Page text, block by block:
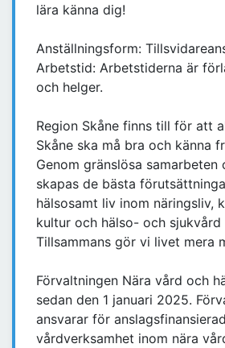
lära känna dig!
Anställningsform:
Arbetstid: Arbetstiderna är
och helger.
Region Skåne finns till för att
Skåne ska må bra och känna
Genom gränslösa samarbeten
skapas de bästa
hälsosamt liv inom näringsliv,
kultur och hälso- och sjukvård
Tillsammans gör vi livet mera
Förvaltningen Nära vård och
sedan den 1 januari 2025.
ansvarar för anslagsfinansierad
vårdverksamhet inom nära